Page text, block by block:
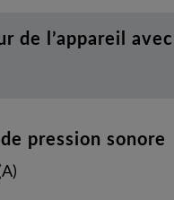
de l’appareil
pression sonore